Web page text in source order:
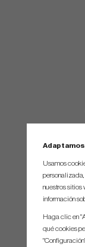
Usamos
nuestros sitios
información
Haga clic en
qué cookies